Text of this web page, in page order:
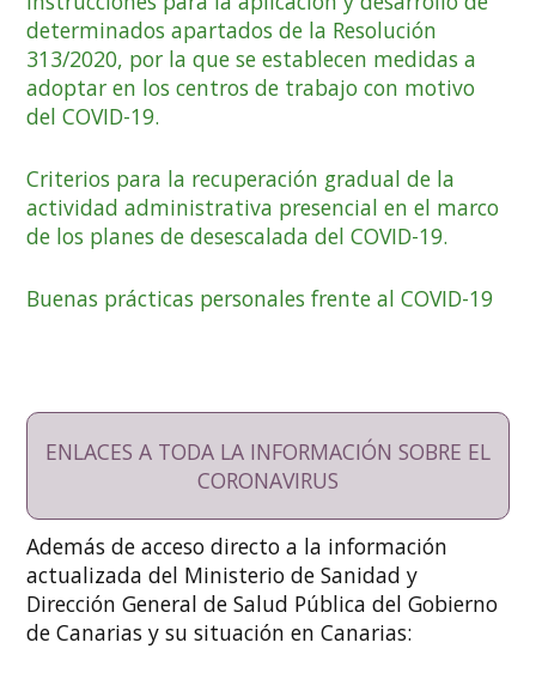
determinados apartados de la Resolución
313/2020, por la que se establecen medidas a
adoptar en los centros de trabajo con motivo
del COVID-19.
Criterios para la recuperación gradual de la
actividad administrativa presencial en el marco
de los planes de desescalada del COVID-19.
Buenas prácticas personales frente al COVID-19
ENLACES A TODA LA INFORMACIÓN SOBRE EL
CORONAVIRUS
Además de acceso directo a la información
actualizada del Ministerio de Sanidad y
Dirección General de Salud Pública del Gobierno
de Canarias y su situación en Canarias: